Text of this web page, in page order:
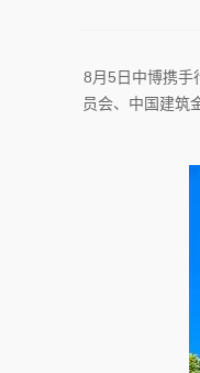
8月5日中博携手
员会、中国建筑